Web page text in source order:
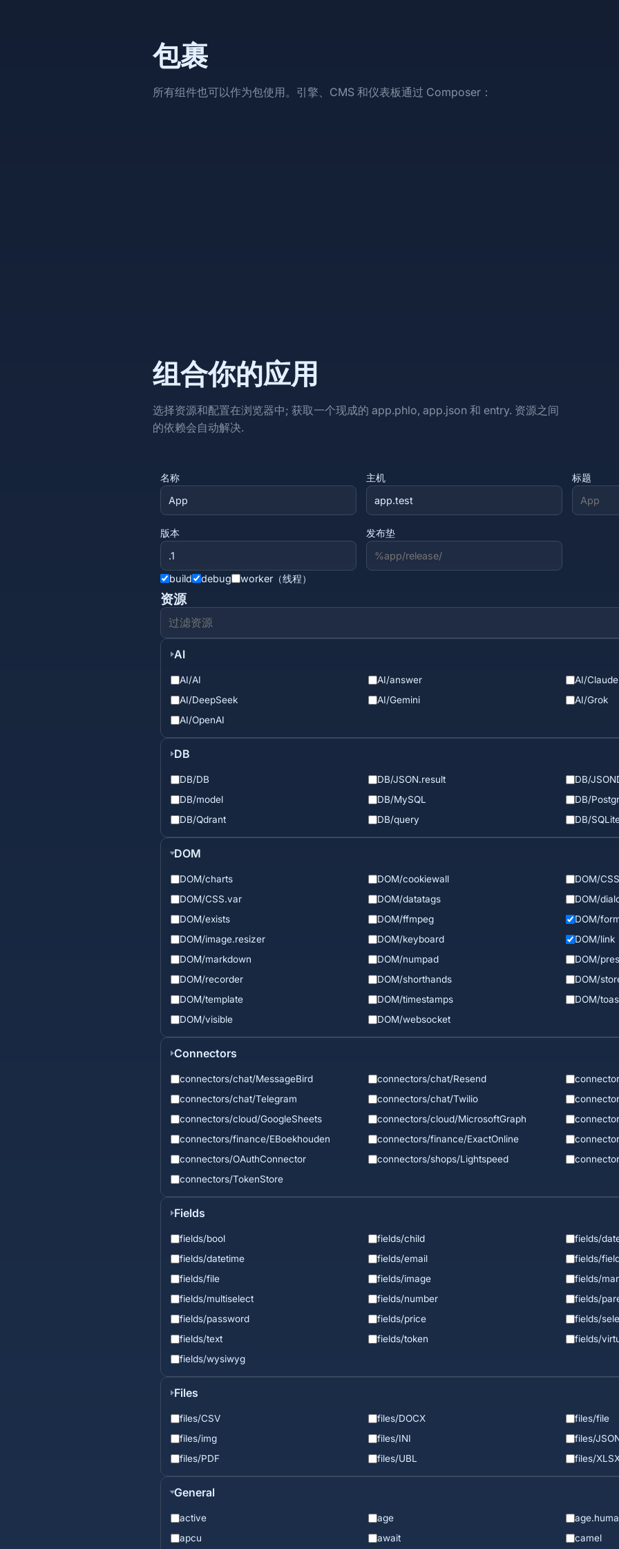
包裹
所有组件也可以作为包使用。引擎、CMS 和仪表板通过 Composer：
组合你的应用
选择资源和配置在浏览器中; 获取一个现成的 app.phlo, app.json 和 entry. 资源之间
的依赖会自动解决.
名称 主机 标题
版本 发布垫
build debug worker（线程）
资源
AI
AI/AI AI/answer
AI/Claude
AI/DeepSeek
AI/Gemini
AI/Grok
AI/OpenAI
DB
DB/DB DB/JSON.result
DB/
DB/model
DB/MySQL
DB/
DB/Qdrant
DB/query DB/
DOM
DOM/charts DOM/cookiewall
DOM/
DOM/CSS.var
DOM/datatags
DOM/
DOM/exists
DOM/ffmpeg
DOM/
DOM/image.resizer
DOM/keyboard
DOM/link
DOM/markdown
DOM/numpad
DOM/
DOM/recorder
DOM/shorthands
DOM/
DOM/template
DOM/timestamps
DOM/
DOM/visible
DOM/websocket
Connectors
connectors/chat/MessageBird connectors/chat/Resend
connectors/chat/Telegram
connectors/chat/Twilio
connectors/cloud/GoogleSheets
connectors/cloud/MicrosoftGraph
connectors/finance/EBoekhouden
connectors/finance/ExactOnline
connectors/OAuthConnector
connectors/shops/Lightspeed
connectors/TokenStore
Fields
fields/bool fields/child
fields/
fields/datetime
fields/email
fields/
fields/file
fields/image
fields/
fields/multiselect
fields/number
fields/
fields/password
fields/price
fields/
fields/text
fields/token
fields/
fields/wysiwyg
Files
files/CSV files/DOCX
files/file
files/img
files/INI
files/
files/PDF
files/UBL files/
General
active age
apcu
await camel